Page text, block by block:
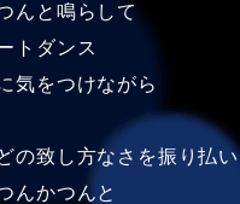
んと鳴らして
トダンス
気をつけながら
の致し方なさを振り払い
んかつんと